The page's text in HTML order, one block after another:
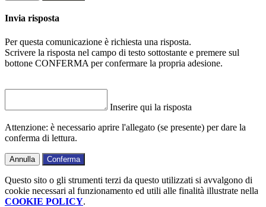
Invia risposta
Per questa comunicazione è richiesta una risposta.
Scrivere la risposta nel campo di testo sottostante e premere sul
bottone CONFERMA per confermare la propria adesione.
Inserire qui la risposta
Attenzione: è necessario aprire l'allegato (se presente) per dare la
conferma di lettura.
Annulla Conferma
Questo sito o gli strumenti terzi da questo utilizzati si avvalgono di
cookie necessari al funzionamento ed utili alle finalità illustrate nella
COOKIE POLICY.